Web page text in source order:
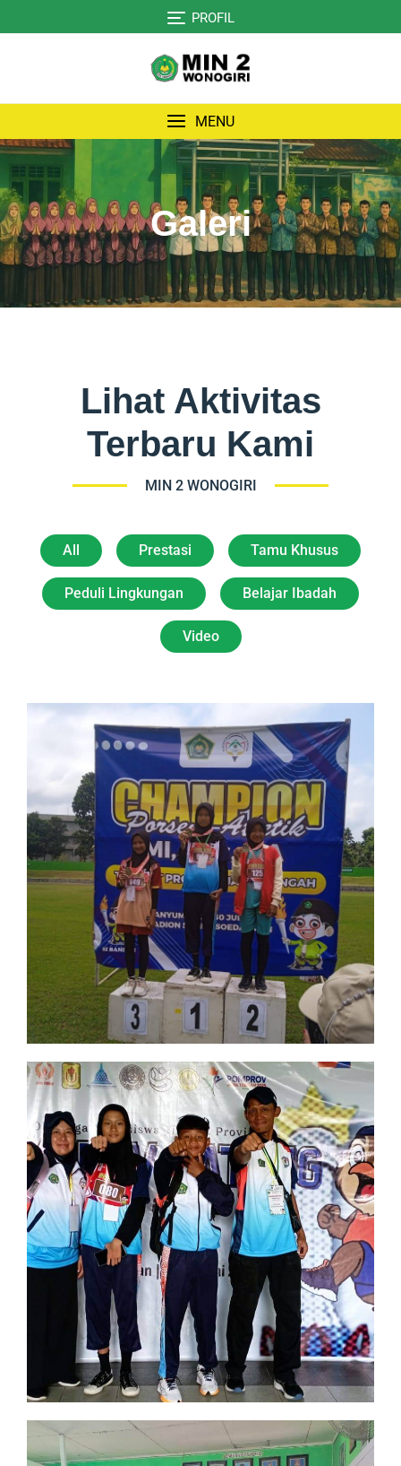
PROFIL
MENU
Galeri
Lihat Aktivitas
Terbaru Kami
MIN 2 WONOGIRI
All Prestasi Tamu Khusus
Peduli Lingkungan Belajar Ibadah
Video
Porseni Atletik
Juara 1 Cabang Lari 100 m
Porseni Atletik
Juara 1 dan 2 Cabang Atletik